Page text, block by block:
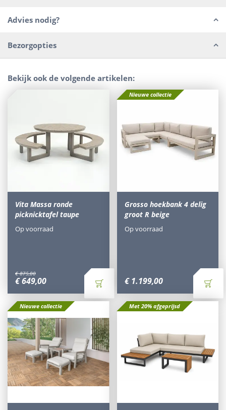
Advies nodig?
Bezorgopties
Bekijk ook de volgende artikelen:
Vita Massa ronde
picknicktafel taupe
€ 875,00
€649,00
Op voorraad
Nieuwe collectie
Grosso hoekbank 4 delig
groot R beige
€ 1.199,00
Op voorraad
Nieuwe collectie Met 20% afgeprijsd